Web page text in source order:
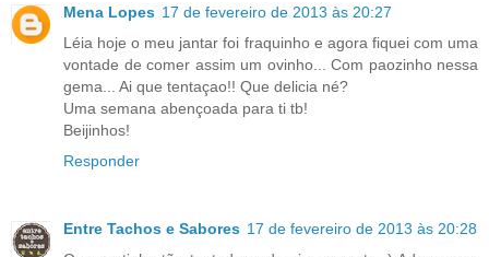
Mena Lopes 17 de fevereiro de 2013 às 20:27
Léia hoje o meu jantar foi fraquinho e agora fiquei com uma
vontade de comer assim um ovinho... Com paozinho nessa
gema... Ai que tentaçao!! Que delicia né?
Uma semana abençoada para ti tb!
Beijinhos!
Responder
Entre Tachos e Sabores 17 de fevereiro de 2013 às 20:28